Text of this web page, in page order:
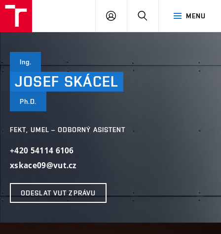
MENU
PŘIHLÁSIT
Ing.
JOSEF SKÁCEL
Ph.D.
FEKT, UMEL – ODBORNÝ ASISTENT
+420 54114 6106
xskace09@vut.cz
ODESLAT VUT ZPRÁVU